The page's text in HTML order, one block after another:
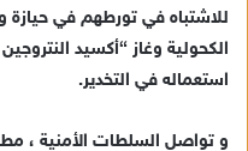
للاشتباه في تورطهم في حيازة
الكحولية وغاز “أكسيد
استعماله في التخدير.
و تواصل السلطات الأمنية ،